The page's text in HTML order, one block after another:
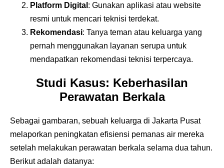
Platform Digital : Gunakan aplikasi atau website
resmi untuk mencari teknisi terdekat.
Rekomendasi: Tanya teman atau keluarga yang
pernah menggunakan layanan serupa untuk
mendapatkan rekomendasi teknisi terpercaya.
Studi Kasus: Keberhasilan
Perawatan Berkala
Sebagai gambaran, sebuah keluarga di Jakarta Pusat
melaporkan peningkatan efisiensi pemanas air mereka
setelah melakukan perawatan berkala selama dua tahun.
Berikut adalah datanya: